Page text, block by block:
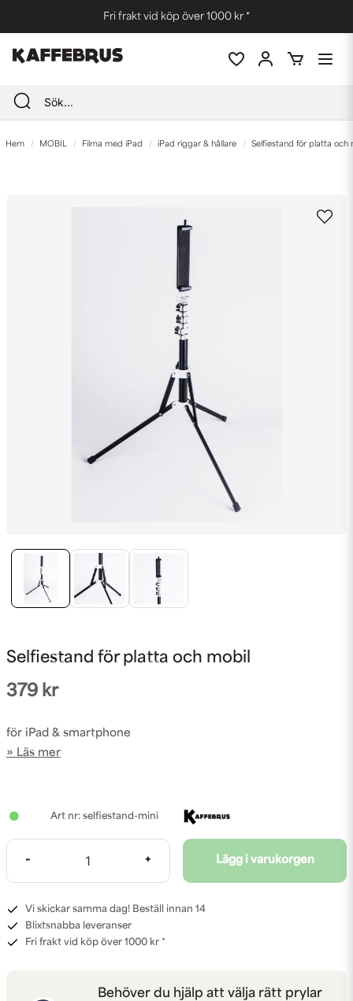
Fri frakt vid köp över 1000 kr *
Hem MOBIL Filma med iPad iPad riggar & hållare Selfiestand för platta och
Selfiestand för platta och mobil
379 kr
för iPad & smartphone
Läs mer
selfiestand-mini
- + Lägg i varukorgen
Vi skickar samma dag! Beställ innan 14
Blixtsnabba leveranser
Fri frakt vid köp över 1000 kr *
Behöver du hjälp att välja rätt prylar